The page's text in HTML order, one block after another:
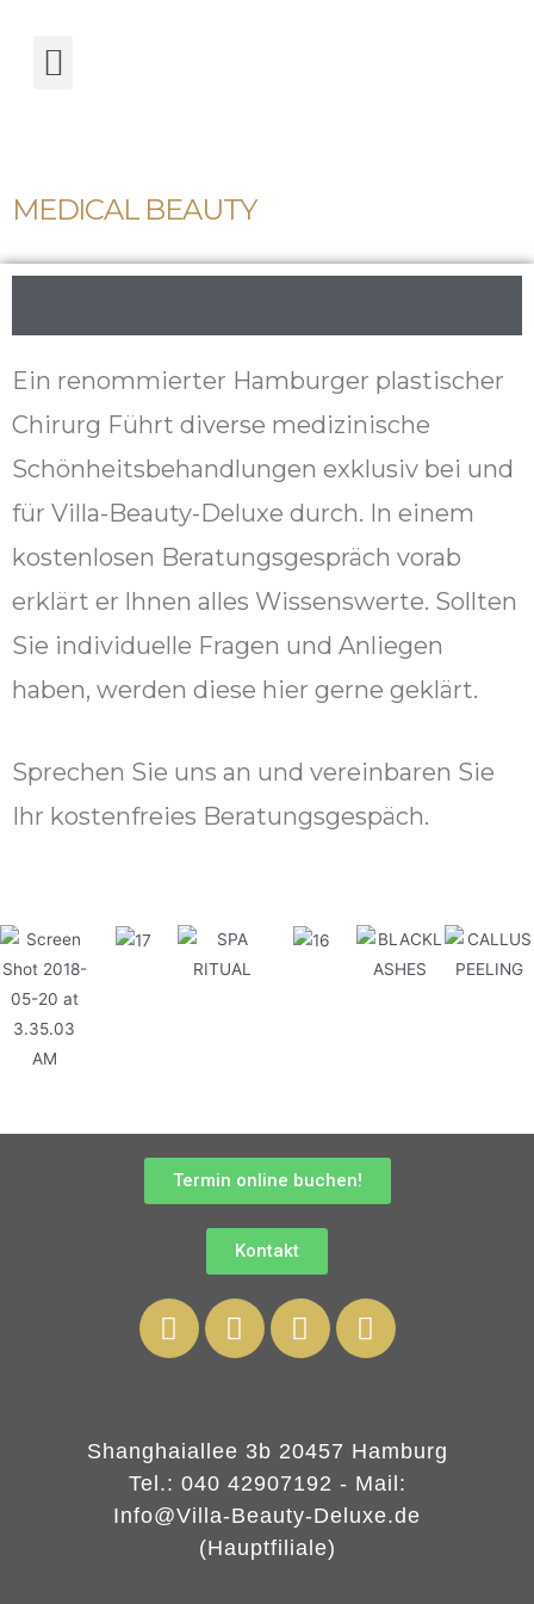
MEDICAL BEAUTY
Ein renommierter Hamburger plastischer
Chirurg Führt diverse medizinische
Schönheitsbehandlungen exklusiv bei und
für Villa-Beauty-Deluxe durch. In einem
kostenlosen Beratungsgespräch vorab
erklärt er lhnen alles Wissenswerte. Sollten
Sie individuelle Fragen und Anliegen
haben, werden diese hier gerne geklärt.
Sprechen Sie uns an und vereinbaren Sie
Ihr kostenfreies Beratungsgespäch.
Termin online buchen!
Kontakt
Shanghaiallee 3b 20457 Hamburg
Tel.: 040 42907192 - Mail:
Info@Villa-Beauty-Deluxe.de
(Hauptfiliale)